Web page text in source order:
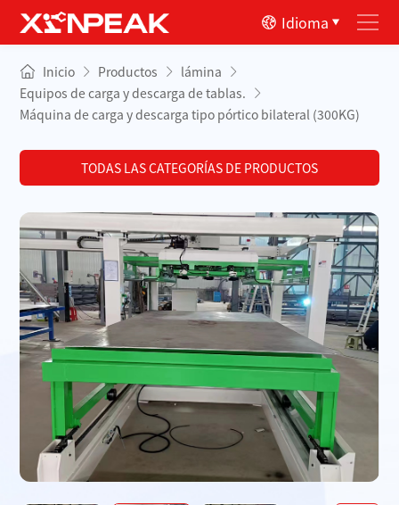
Idioma
Inicio Productos
lámina
Equipos de carga y descarga de tablas.
Máquina de carga y descarga tipo pórtico bilateral (300KG)
TODAS LAS CATEGORÍAS DE PRODUCTOS